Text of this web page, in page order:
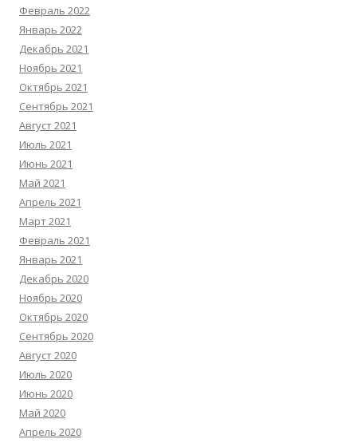
Февраль 2022
Январь 2022
Декабрь 2021
Ноябрь 2021
Октябрь 2021
Сентябрь 2021
Август 2021
Июль 2021
Июнь 2021
Май 2021
Апрель 2021
Март 2021
Февраль 2021
Январь 2021
Декабрь 2020
Ноябрь 2020
Октябрь 2020
Сентябрь 2020
Август 2020
Июль 2020
Июнь 2020
Май 2020
Апрель 2020